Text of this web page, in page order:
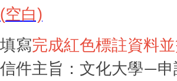
(空白)
填寫完成紅色標註資料
信件主旨：文化大學—